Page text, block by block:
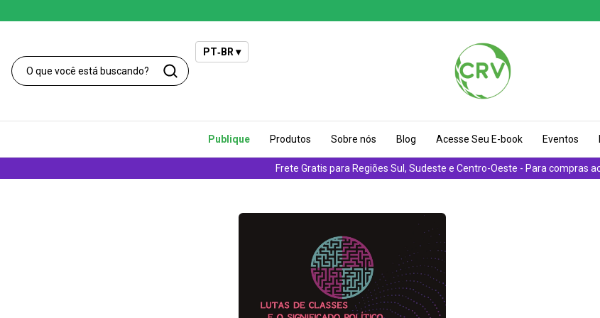
Frete Gratis para Regiões Sul, Sudeste e Centro-Oeste - Para compras
Publique Produtos Sobre nós Blog Acesse Seu E-book Eventos
PT‑BR ▾